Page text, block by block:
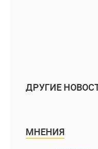
ДРУГИЕ
МНЕНИЯ